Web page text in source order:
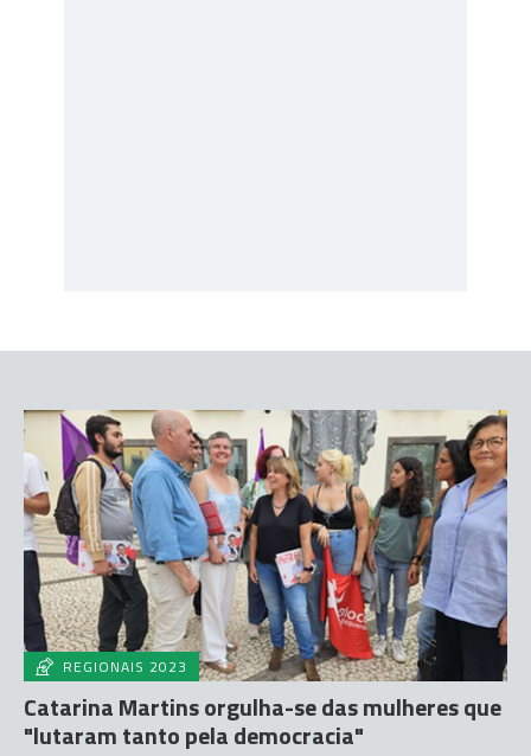
REGIONAIS 2023
Catarina Martins orgulha-se das mulheres que
"lutaram tanto pela democracia"